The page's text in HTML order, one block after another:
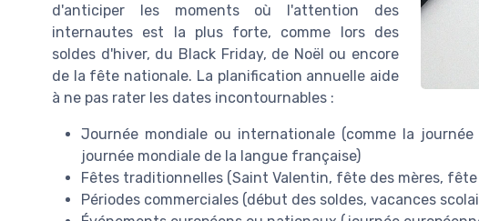
d'anticiper les moments où l'attention des
internautes est la plus forte, comme lors des
soldes d'hiver, du Black Friday, de Noël ou encore
de la fête nationale. La planification annuelle aide
à ne pas rater les dates incontournables :
Journée mondiale ou internationale (comme la
journée mondiale de la langue française)
Fêtes traditionnelles (Saint Valentin, fête des mères, fête
Périodes commerciales (début des soldes, vacances